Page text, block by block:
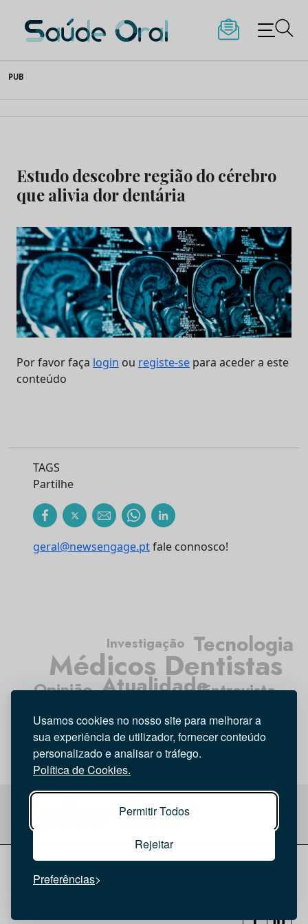
Usamos cookies no nosso site para melhorar a
sua experiência de utilizador, fornecer conteúdo
personalizado e analisar o tráfego.
Política de Cookies.
Permitir Todos
Rejeitar
Preferências
to
content
Saúde Oral
PUB
Estudo descobre região do cérebro
que alivia dor dentária
Por favor faça login ou registe-se para aceder a este
conteúdo
TAGS
Partilhe
geral@newsengage.ptfale connosco!
Atualidade
Médicos Dentistas
Higiene Oral
Entrevista
Opinião
Tecnologia
Investigação
Política de privacidade